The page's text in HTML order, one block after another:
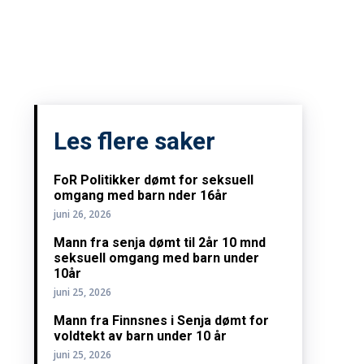
Les flere saker
FoR Politikker dømt for seksuell
omgang med barn nder 16år
juni 26, 2026
Mann fra senja dømt til 2år 10 mnd
seksuell omgang med barn under
10år
juni 25, 2026
Mann fra Finnsnes i Senja dømt for
voldtekt av barn under 10 år
juni 25, 2026